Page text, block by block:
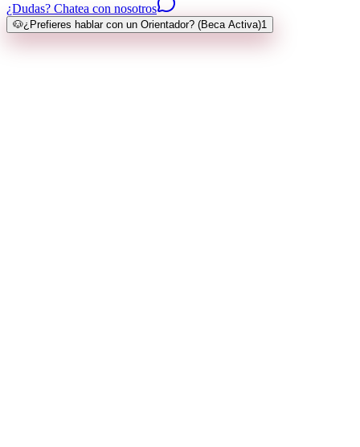
¿Dudas? Chatea con nosotros
🐶¿Prefieres hablar con un Orientador? (Beca Activa)1